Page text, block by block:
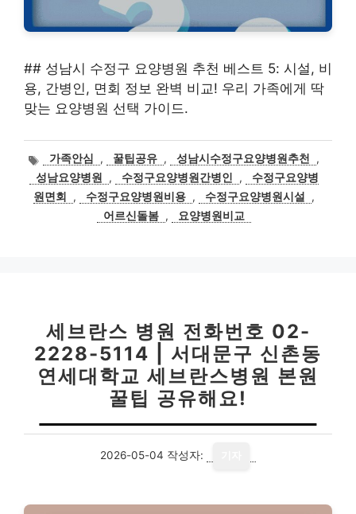
## 성남시 수정구 요양병원 추천 베스트 5: 시설, 비
용, 간병인, 면회 정보 완벽 비교! 우리 가족에게 딱
맞는 요양병원 선택 가이드.
태
그
가족안심 , 꿀팁공유 , 성남시수정구요양병원추천
,
성남요양병원
, 수정구요양병원간병인 ,
수정구요양병
원면회
, 수정구요양병원비용 , 수정구요양병원시설
,
어르신돌봄 , 요양병원비교
세브란스 병원 전화번호 02-
2228-5114 | 서대문구 신촌동
연세대학교 세브란스병원 본원
꿀팁 공유해요!
2026-05-04 작성자: